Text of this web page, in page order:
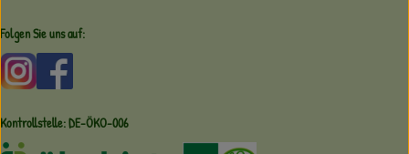
Folgen Sie uns auf:
Externer Link zu https://www.instagram.com/
Kontrollstelle: DE-ÖKO-006